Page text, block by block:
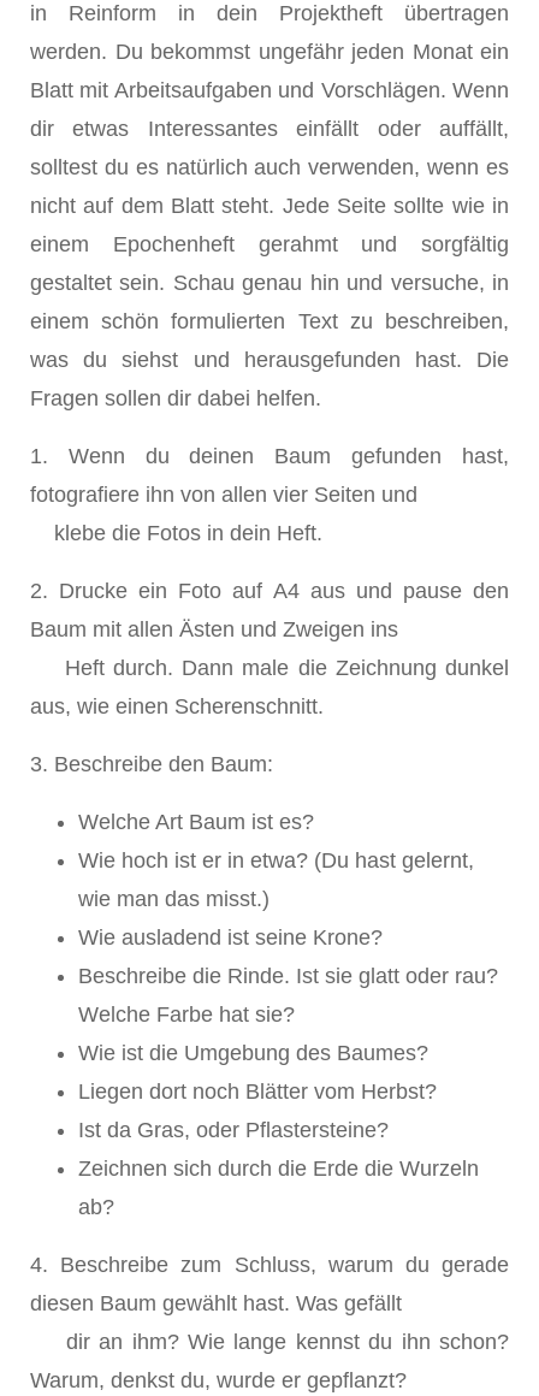
in Reinform in dein Projektheft übertragen
werden. Du bekommst ungefähr jeden Monat ein
Blatt mit Arbeitsaufgaben und Vorschlägen. Wenn
dir etwas Interessantes einfällt oder auffällt,
solltest du es natürlich auch verwenden, wenn es
nicht auf dem Blatt steht. Jede Seite sollte wie in
einem Epochenheft gerahmt und sorgfältig
gestaltet sein. Schau genau hin und versuche, in
einem schön formulierten Text zu beschreiben,
was du siehst und herausgefunden hast. Die
Fragen sollen dir dabei helfen.
1. Wenn du deinen Baum gefunden hast,
fotografiere ihn von allen vier Seiten und
klebe die Fotos in dein Heft.
2. Drucke ein Foto auf A4 aus und pause den
Baum mit allen Ästen und Zweigen ins
Heft durch. Dann male die Zeichnung dunkel
aus, wie einen Scherenschnitt.
3. Beschreibe den Baum:
Welche Art Baum ist es?
Wie hoch ist er in etwa? (Du hast gelernt,
wie man das misst.)
Wie ausladend ist seine Krone?
Beschreibe die Rinde. Ist sie glatt oder rau?
Welche Farbe hat sie?
Wie ist die Umgebung des Baumes?
Liegen dort noch Blätter vom Herbst?
Ist da Gras, oder Pflastersteine?
Zeichnen sich durch die Erde die Wurzeln
ab?
4. Beschreibe zum Schluss, warum du gerade
diesen Baum gewählt hast. Was gefällt
dir an ihm? Wie lange kennst du ihn schon?
Warum, denkst du, wurde er gepflanzt?